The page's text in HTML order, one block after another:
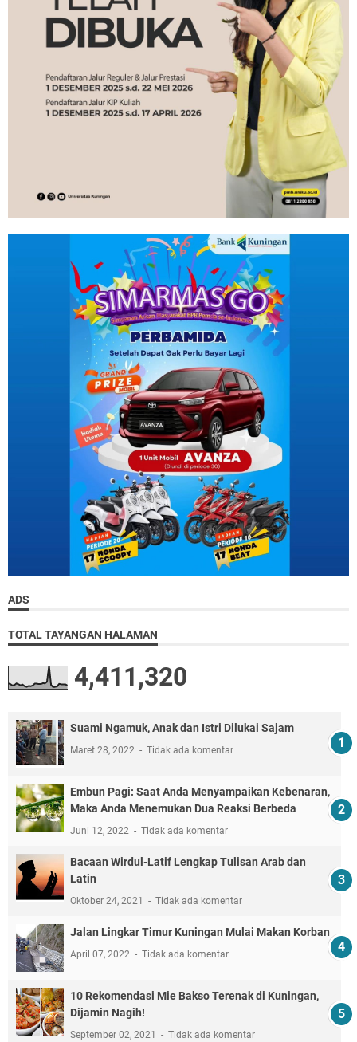
ADS
TOTAL TAYANGAN HALAMAN
4,411,320
Suami Ngamuk, Anak dan Istri Dilukai Sajam
Maret 28, 2022 Tidak ada komentar
Embun Pagi: Saat Anda Menyampaikan Kebenaran,
Maka Anda Menemukan Dua Reaksi Berbeda
Juni 12, 2022 Tidak ada komentar
Bacaan Wirdul-Latif Lengkap Tulisan Arab dan
Latin
Oktober 24, 2021 Tidak ada komentar
Jalan Lingkar Timur Kuningan Mulai Makan Korban
April 07, 2022 Tidak ada komentar
10 Rekomendasi Mie Bakso Terenak di Kuningan,
Dijamin Nagih!
September 02, 2021 Tidak ada komentar